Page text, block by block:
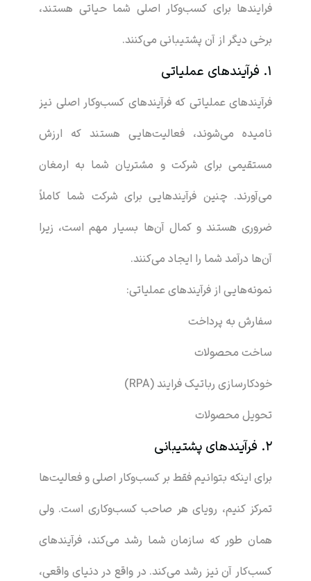
فرایندها برای کسب‌وکار اصلی شما حیاتی هستند،
برخی دیگر از آن پشتیبانی می‌کنند.
1. فرآیندهای عملیاتی
فرآیندهای عملیاتی که فرآیندهای کسب‌وکار اصلی نیز
نامیده می‌شوند، فعالیت‌هایی هستند که ارزش
مستقیمی برای شرکت و مشتریان شما به ارمغان
می‌آورند. چنین فرآیندهایی برای شرکت شما کاملاً
ضروری هستند و کمال آن‌ها بسیار مهم است، زیرا
آن‌ها درآمد شما را ایجاد می‌کنند.
نمونه‌هایی از فرآیندهای عملیاتی:
سفارش به پرداخت
ساخت محصولات
خودکارسازی رباتیک فرایند (RPA)
تحویل محصولات
2. فرآیندهای پشتیبانی
برای اینکه بتوانیم فقط بر کسب‌وکار اصلی و فعالیت‌ها
تمرکز کنیم، رویای هر صاحب کسب‌وکاری است. ولی
همان طور که سازمان شما رشد می‌کند، فرآیندهای
کسب‌کار آن نیز رشد می‌کند. در واقع در دنیای واقعی،